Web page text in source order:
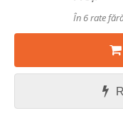
În 6 rate